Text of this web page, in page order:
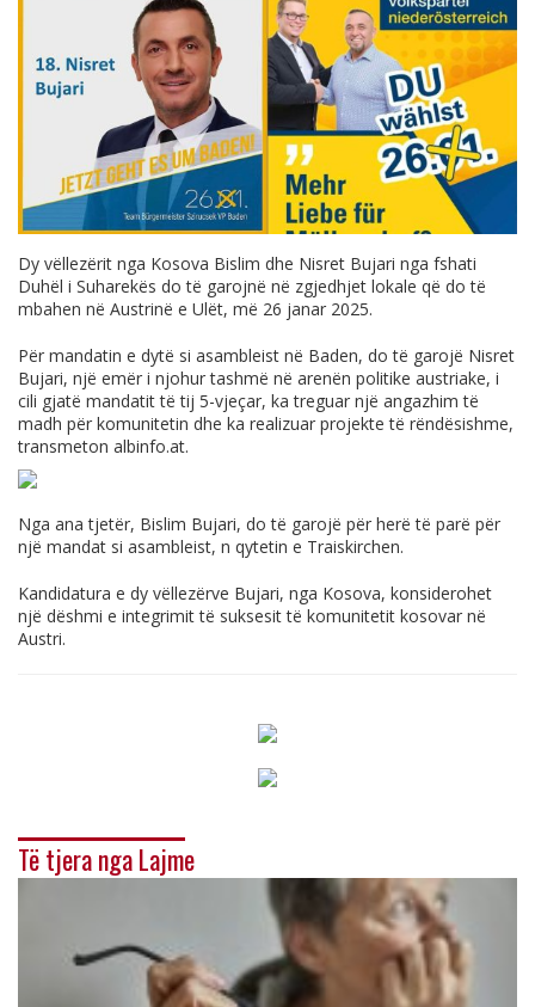
Dy vëllezërit nga Kosova Bislim dhe Nisret Bujari nga fshati
Duhël i Suharekës do të garojnë në zgjedhjet lokale që do të
mbahen në Austrinë e Ulët, më 26 janar 2025.
Për mandatin e dytë si asambleist në Baden, do të garojë Nisret
Bujari, një emër i njohur tashmë në arenën politike austriake, i
cili gjatë mandatit të tij 5-vjeçar, ka treguar një angazhim të
madh për komunitetin dhe ka realizuar projekte të rëndësishme,
transmeton albinfo.at.
Nga ana tjetër, Bislim Bujari, do të garojë për herë të parë për
një mandat si asambleist, n qytetin e Traiskirchen.
Kandidatura e dy vëllezërve Bujari, nga Kosova, konsiderohet
një dëshmi e integrimit të suksesit të komunitetit kosovar në
Austri.
Të tjera nga Lajme